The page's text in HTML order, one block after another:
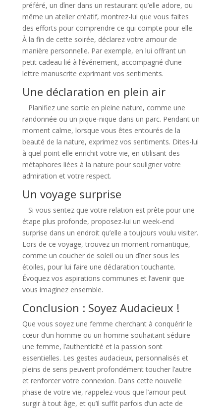
préféré, un dîner dans un restaurant qu’elle adore, ou
même un atelier créatif, montrez-lui que vous faites
des efforts pour comprendre ce qui compte pour elle.
À la fin de cette soirée, déclarez votre amour de
manière personnelle. Par exemple, en lui offrant un
petit cadeau lié à l’événement, accompagné d’une
lettre manuscrite exprimant vos sentiments.
Une déclaration en plein air
Planifiez une sortie en pleine nature, comme une
randonnée ou un pique-nique dans un parc. Pendant un
moment calme, lorsque vous êtes entourés de la
beauté de la nature, exprimez vos sentiments. Dites-lui
à quel point elle enrichit votre vie, en utilisant des
métaphores liées à la nature pour souligner votre
admiration et votre respect.
Un voyage surprise
Si vous sentez que votre relation est prête pour une
étape plus profonde, proposez-lui un week-end
surprise dans un endroit qu’elle a toujours voulu visiter.
Lors de ce voyage, trouvez un moment romantique,
comme un coucher de soleil ou un dîner sous les
étoiles, pour lui faire une déclaration touchante.
Évoquez vos aspirations communes et l’avenir que
vous imaginez ensemble.
Conclusion : Soyez Audacieux !
Que vous soyez une femme cherchant à conquérir le
cœur d’un homme ou un homme souhaitant séduire
une femme, l’authenticité et la passion sont
essentielles. Les gestes audacieux, personnalisés et
pleins de sens peuvent profondément toucher l’autre
et renforcer votre connexion. Dans cette nouvelle
phase de votre vie, rappelez-vous que l’amour peut
surgir à tout âge, et qu’il suffit parfois d’un acte de